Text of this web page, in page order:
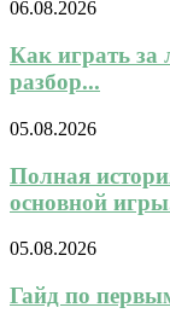
06.08.2026
Как играть
разбор...
05.08.2026
Полная
основной
05.08.2026
Гайд по